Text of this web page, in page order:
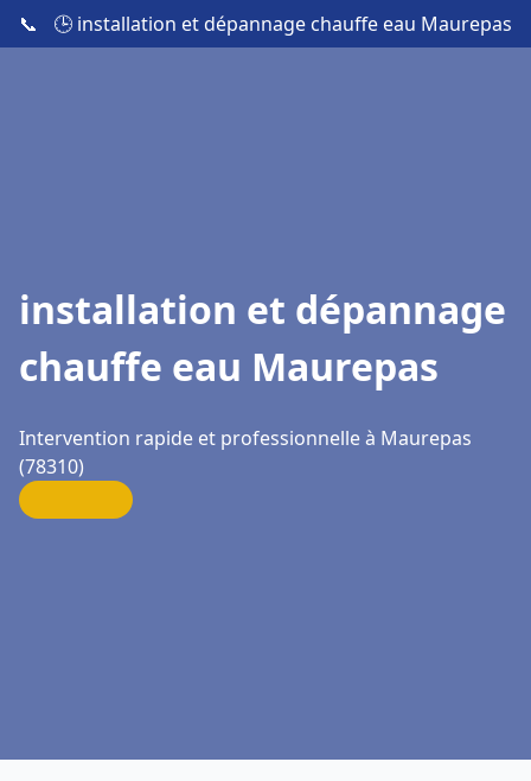
📞 🕒 installation et dépannage chauffe eau Maurepas
installation et dépannage
chauffe eau Maurepas
Intervention rapide et professionnelle à Maurepas
(78310)